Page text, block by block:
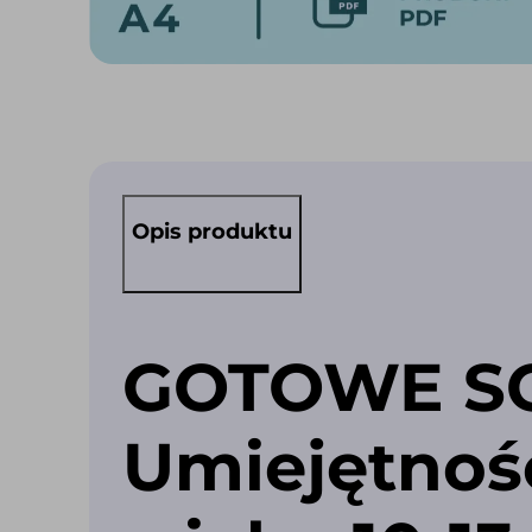
Opis produktu
GOTOWE